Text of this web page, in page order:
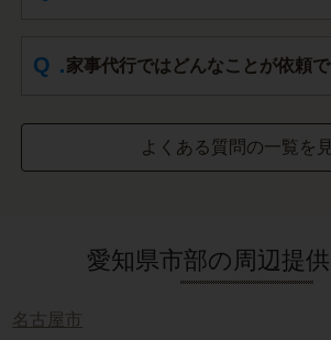
家事代行ではどんなことが依頼
よくある質問の一覧を
愛知県市部の周辺提
名古屋市